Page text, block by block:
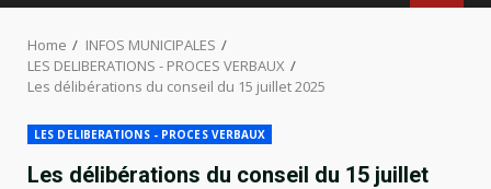
Home
INFOS MUNICIPALES
LES DELIBERATIONS - PROCES VERBAUX
Les délibérations du conseil du 15 juillet 2025
LES DELIBERATIONS - PROCES VERBAUX
Les délibérations du conseil du 15 juillet